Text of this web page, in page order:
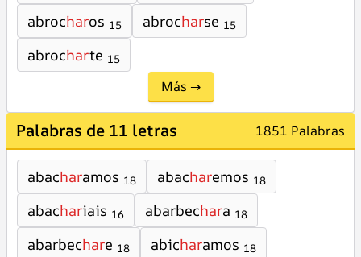
abrocharos 15 abrocharse 15
abrocharte 15
Más →
Palabras de 11 letras 1851 Palabras
abacharamos 18 abacharemos 18
abachariais 16 abarbechara 18
abarbechare 18 abicharamos 18